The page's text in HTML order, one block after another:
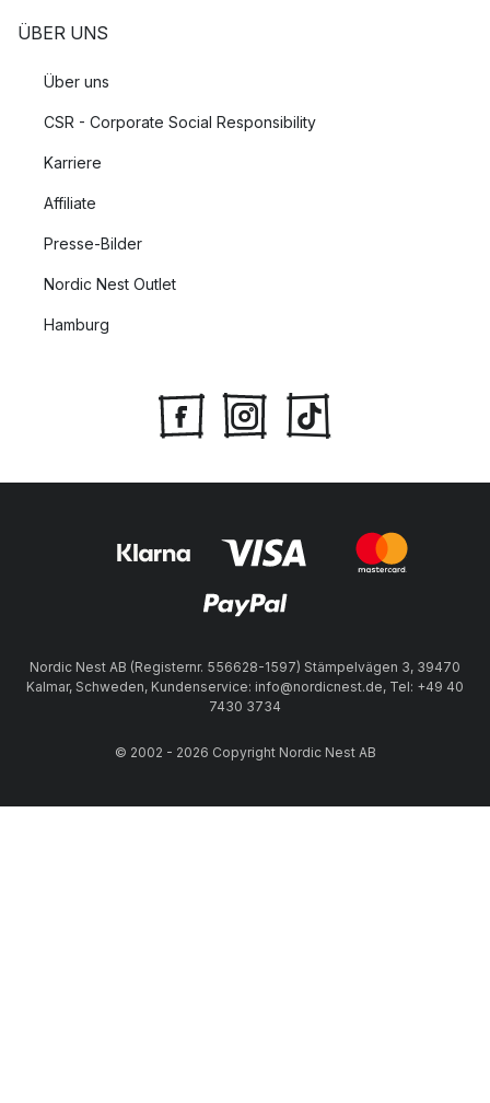
ÜBER UNS
Über uns
CSR - Corporate Social Responsibility
Karriere
Affiliate
Presse-Bilder
Nordic Nest Outlet
Hamburg
Nordic Nest AB (Registernr. 556628-1597) Stämpelvägen 3, 39470
Kalmar, Schweden, Kundenservice: info@nordicnest.de, Tel: +49 40
7430 3734
© 2002 - 2026 Copyright Nordic Nest AB